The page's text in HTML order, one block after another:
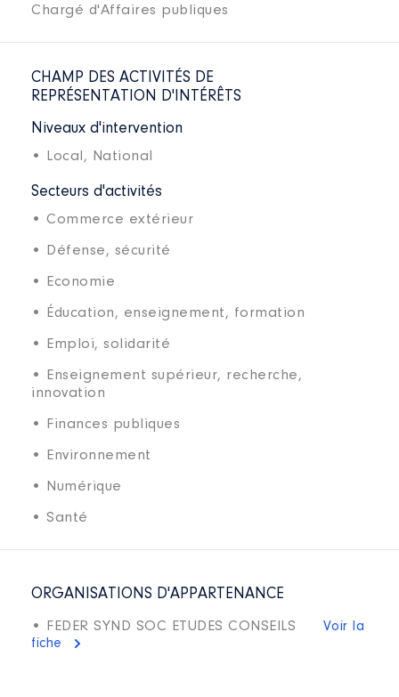
Chargé d'Affaires publiques
CHAMP DES ACTIVITÉS DE
REPRÉSENTATION D'INTÉRÊTS
Niveaux d'intervention
• Local, National
Secteurs d'activités
• Commerce extérieur
• Défense, sécurité
• Economie
• Éducation, enseignement, formation
• Emploi, solidarité
• Enseignement supérieur, recherche,
innovation
• Finances publiques
• Environnement
• Numérique
• Santé
ORGANISATIONS D'APPARTENANCE
• FEDER SYND SOC ETUDES CONSEILS
Voir la
fiche